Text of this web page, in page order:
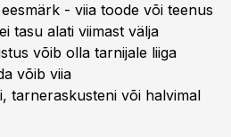
- viia toode või teenus
tasu alati viimast välja
võib olla tarnijale liiga
võib viia
tarneraskusteni või halvimal